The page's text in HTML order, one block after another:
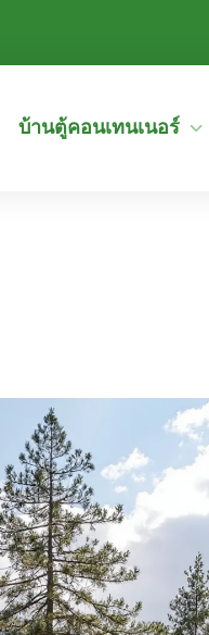
บ้านตู้คอนเทนเนอร์